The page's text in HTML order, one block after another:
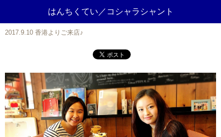
はんちくてい／コシャラシャント
2017.9.10 香港よりご来店♪